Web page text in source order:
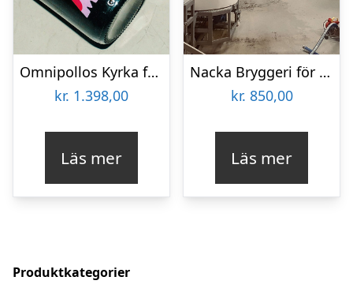
Omnipollos Kyrka för två
kr. 1.398,00
Läs mer
Nacka Bryggeri för två
kr. 850,00
Läs mer
Produktkategorier